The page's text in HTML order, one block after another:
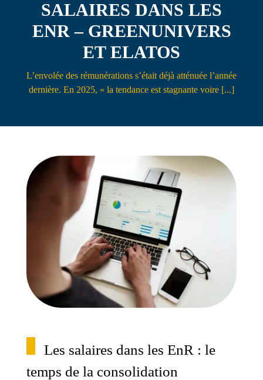
SALAIRES DANS LES
ENR – GREENUNIVERS
ET ELATOS
L’envolée des rémunérations s’était déjà atténuée l’année
dernière. En 2025, « la tendance est stagnante voire [...]
Les salaires dans les EnR : le
temps de la consolidation